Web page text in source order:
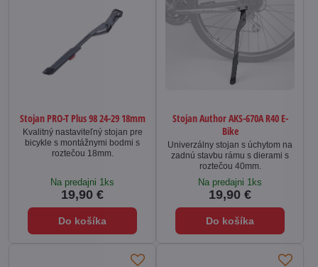
Stojan PRO-T Plus 98 24-29 18mm
Kvalitný nastaviteľný stojan pre
bicykle s montážnymi bodmi s
roztečou 18mm.
Na predajni 1ks
19,90 €
Do košíka
Stojan Author AKS-670A R40 E-
Bike
Univerzálny stojan s úchytom na
zadnú stavbu rámu s dierami s
roztečou 40mm.
Na predajni 1ks
19,90 €
Do košíka